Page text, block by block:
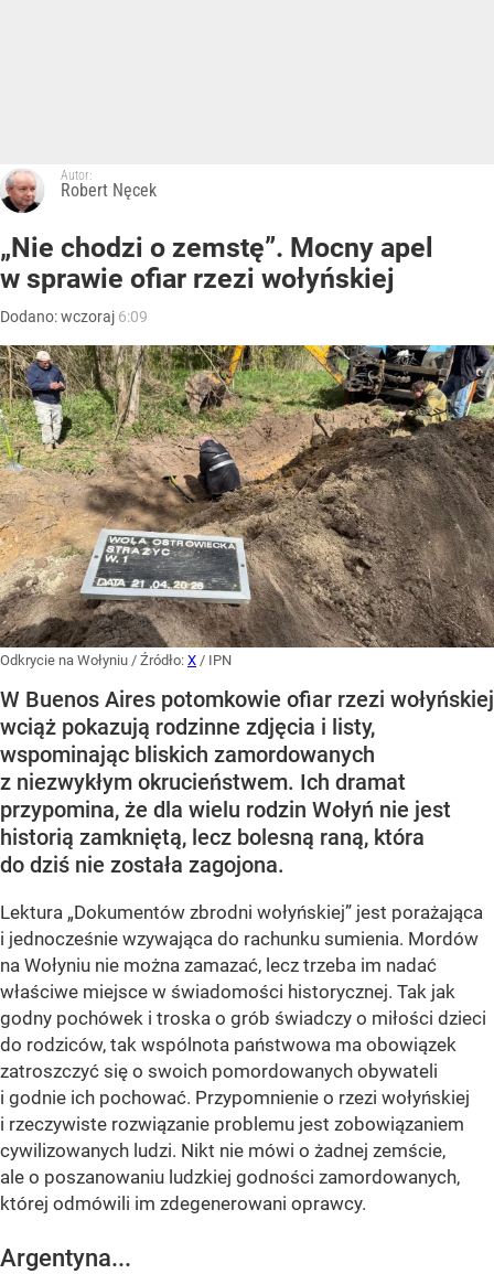
Autor:
Robert Nęcek
„Nie chodzi o zemstę”. Mocny apel
w sprawie ofiar rzezi wołyńskiej
Dodano:wczoraj 6:09
Odkrycie na Wołyniu / Źródło: X / IPN
W Buenos Aires potomkowie ofiar rzezi wołyńskiej
wciąż pokazują rodzinne zdjęcia i listy,
wspominając bliskich zamordowanych
z niezwykłym okrucieństwem. Ich dramat
przypomina, że dla wielu rodzin Wołyń nie jest
historią zamkniętą, lecz bolesną raną, która
do dziś nie została zagojona.
Lektura „Dokumentów zbrodni wołyńskiej” jest porażająca
i jednocześnie wzywająca do rachunku sumienia. Mordów
na Wołyniu nie można zamazać, lecz trzeba im nadać
właściwe miejsce w świadomości historycznej. Tak jak
godny pochówek i troska o grób świadczy o miłości dzieci
do rodziców, tak wspólnota państwowa ma obowiązek
zatroszczyć się o swoich pomordowanych obywateli
i godnie ich pochować. Przypomnienie o rzezi wołyńskiej
i rzeczywiste rozwiązanie problemu jest zobowiązaniem
cywilizowanych ludzi. Nikt nie mówi o żadnej zemście,
ale o poszanowaniu ludzkiej godności zamordowanych,
której odmówili im zdegenerowani oprawcy.
Argentyna...